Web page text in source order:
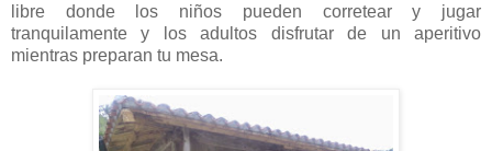
libre donde los niños pueden corretear y jugar
tranquilamente y los adultos disfrutar de un aperitivo
mientras preparan tu mesa.